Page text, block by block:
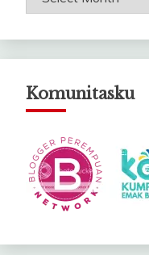
Catatanku
Komunitasku